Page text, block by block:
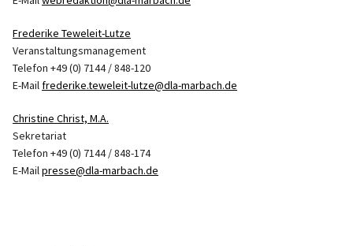
Frederike Teweleit-Lutze
Veranstaltungsmanagement
Telefon +49 (0) 7144 / 848-120
E-Mailfrederike.teweleit-lutze@dla-marbach.de
Christine Christ, M.A.
Sekretariat
Telefon +49 (0) 7144 / 848-174
E-Mailpresse@dla-marbach.de